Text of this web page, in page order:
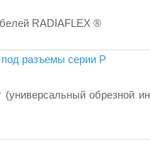
RADIAFLEX ®
разъемы серии P
обрезной